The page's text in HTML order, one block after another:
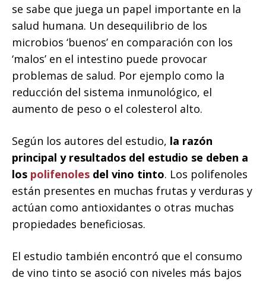
se sabe que juega un papel importante en la
salud humana. Un desequilibrio de los
microbios ‘buenos’ en comparación con los
‘malos’ en el intestino puede provocar
problemas de salud. Por ejemplo como la
reducción del sistema inmunológico, el
aumento de peso o el colesterol alto.
Según los autores del estudio, la razón
principal y resultados del estudio se deben a
los polifenoles del vino tinto. Los polifenoles
están presentes en muchas frutas y verduras y
actúan como antioxidantes o otras muchas
propiedades beneficiosas.
El estudio también encontró que el consumo
de vino tinto se asoció con niveles más bajos